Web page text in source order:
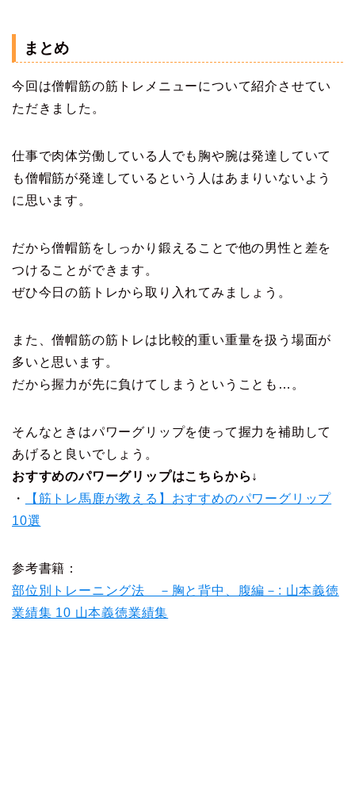
まとめ
今回は僧帽筋の筋トレメニューについて紹介させてい
ただきました。
仕事で肉体労働している人でも胸や腕は発達していて
も僧帽筋が発達しているという人はあまりいないよう
に思います。
だから僧帽筋をしっかり鍛えることで他の男性と差を
つけることができます。
ぜひ今日の筋トレから取り入れてみましょう。
また、僧帽筋の筋トレは比較的重い重量を扱う場面が
多いと思います。
だから握力が先に負けてしまうということも…。
そんなときはパワーグリップを使って握力を補助して
あげると良いでしょう。
おすすめのパワーグリップはこちらから↓
・
【筋トレ馬鹿が教える】おすすめのパワーグリップ
10選
参考書籍：
部位別トレーニング法 －胸と背中、腹編－: 山本義徳
業績集 10 山本義徳業績集